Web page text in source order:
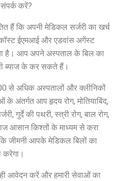
करें?
हैं कि अपनी मेडिकल सर्जरी का खर्च
कॉस्ट ईएमआई और एडवांस अगेंस्ट
है। आप अपने अस्पताल के बिल का
ब्याज के कर सकते हैं।
से अधिक अस्पतालों और क्लीनिकों
अंतर्गत आप हृदय रोग, मोतियाबिंद,
गुर्दे की पथरी, स्त्री रोग, बाल रोग,
आसान किश्तों के माध्यम से करा
जीमनी आपके मेडिकल बिलों का
आवेदन करें और हमारी सेवाओं का